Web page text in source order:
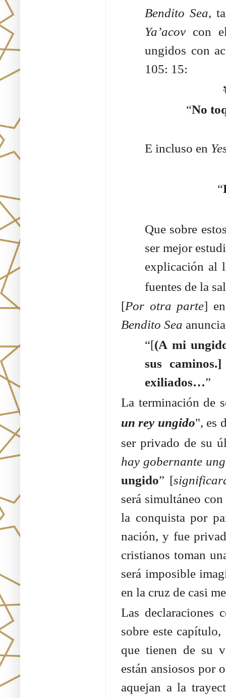
Bendito Sea,
Ya’acov con
ungidos con
105: 15:
“No
E incluso en
“
Que sobre
ser mejor
explicación al
fuentes de la
[Por otra parte]
Bendito Sea
“[(A mi
sus
exiliados…”
La terminación de
un rey ungido", es
ser privado de su
hay gobernante
ungido” [
será simultáneo
la conquista por
nación, y fue
cristianos toman
será imposible
en la cruz de casi
Las declaraciones
sobre este capítulo,
que tienen de su
están ansiosos por
aquejan a la